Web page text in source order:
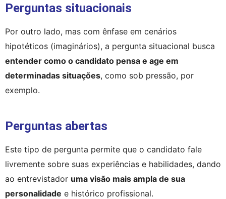
Perguntas situacionais
Por outro lado, mas com ênfase em cenários
entender como o candidato pensa e age em
determinadas situações, como sob pressão, por
exemplo.
Perguntas abertas
Este tipo de pergunta permite que o candidato fale
livremente sobre suas experiências e habilidades, dando
ao entrevistador uma visão mais ampla de sua
personalidade e histórico profissional.